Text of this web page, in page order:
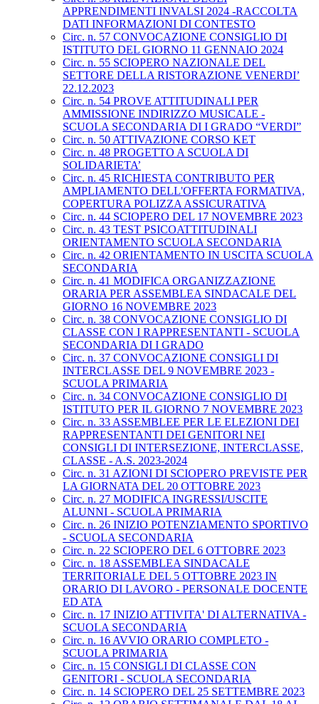
APPRENDIMENTI INVALSI 2024 -RACCOLTA
DATI INFORMAZIONI DI CONTESTO
Circ. n. 57 CONVOCAZIONE CONSIGLIO DI
ISTITUTO DEL GIORNO 11 GENNAIO 2024
Circ. n. 55 SCIOPERO NAZIONALE DEL
SETTORE DELLA RISTORAZIONE VENERDI’
22.12.2023
Circ. n. 54 PROVE ATTITUDINALI PER
AMMISSIONE INDIRIZZO MUSICALE -
SCUOLA SECONDARIA DI I GRADO “VERDI”
Circ. n. 50 ATTIVAZIONE CORSO KET
Circ. n. 48 PROGETTO A SCUOLA DI
SOLIDARIETA’
Circ. n. 45 RICHIESTA CONTRIBUTO PER
AMPLIAMENTO DELL'OFFERTA FORMATIVA,
COPERTURA POLIZZA ASSICURATIVA
Circ. n. 44 SCIOPERO DEL 17 NOVEMBRE 2023
Circ. n. 43 TEST PSICOATTITUDINALI
ORIENTAMENTO SCUOLA SECONDARIA
Circ. n. 42 ORIENTAMENTO IN USCITA SCUOLA
SECONDARIA
Circ. n. 41 MODIFICA ORGANIZZAZIONE
ORARIA PER ASSEMBLEA SINDACALE DEL
GIORNO 16 NOVEMBRE 2023
Circ. n. 38 CONVOCAZIONE CONSIGLIO DI
CLASSE CON I RAPPRESENTANTI - SCUOLA
SECONDARIA DI I GRADO
Circ. n. 37 CONVOCAZIONE CONSIGLI DI
INTERCLASSE DEL 9 NOVEMBRE 2023 -
SCUOLA PRIMARIA
Circ. n. 34 CONVOCAZIONE CONSIGLIO DI
ISTITUTO PER IL GIORNO 7 NOVEMBRE 2023
Circ. n. 33 ASSEMBLEE PER LE ELEZIONI DEI
RAPPRESENTANTI DEI GENITORI NEI
CONSIGLI DI INTERSEZIONE, INTERCLASSE,
CLASSE - A.S. 2023-2024
Circ. n. 31 AZIONI DI SCIOPERO PREVISTE PER
LA GIORNATA DEL 20 OTTOBRE 2023
Circ. n. 27 MODIFICA INGRESSI/USCITE
ALUNNI - SCUOLA PRIMARIA
Circ. n. 26 INIZIO POTENZIAMENTO SPORTIVO
- SCUOLA SECONDARIA
Circ. n. 22 SCIOPERO DEL 6 OTTOBRE 2023
Circ. n. 18 ASSEMBLEA SINDACALE
TERRITORIALE DEL 5 OTTOBRE 2023 IN
ORARIO DI LAVORO - PERSONALE DOCENTE
ED ATA
Circ. n. 17 INIZIO ATTIVITA' DI ALTERNATIVA -
SCUOLA SECONDARIA
Circ. n. 16 AVVIO ORARIO COMPLETO -
SCUOLA PRIMARIA
Circ. n. 15 CONSIGLI DI CLASSE CON
GENITORI - SCUOLA SECONDARIA
Circ. n. 14 SCIOPERO DEL 25 SETTEMBRE 2023